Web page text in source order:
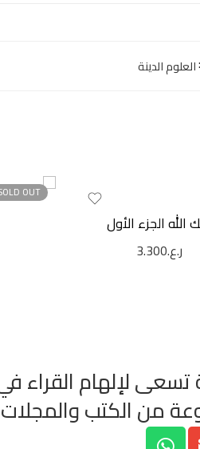
العلوم الدينة
الله الجزء الأول
ر.ع.3.300
OUT
تسعى لإلهام القراء
الكتب والمجلات